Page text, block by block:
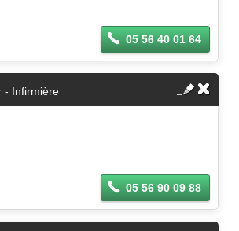
05 56 40 01 64
- Infirmière
05 56 90 09 88